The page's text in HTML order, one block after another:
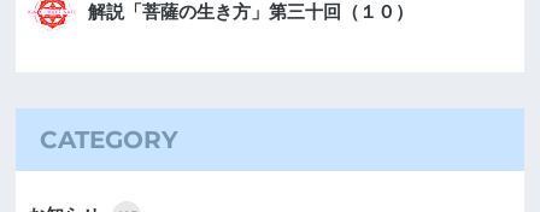
解説「菩薩の生き方」第三十回（１０）
CATEGORY